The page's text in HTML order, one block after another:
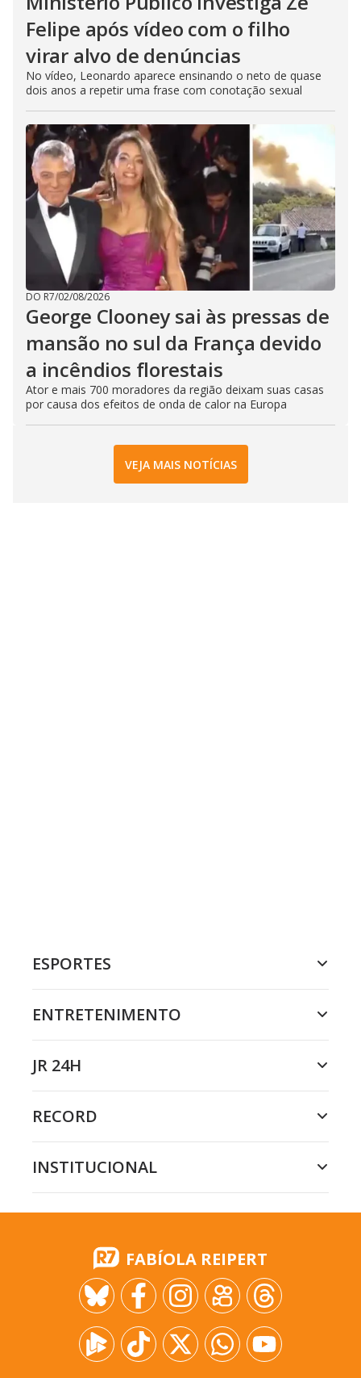
Felipe após vídeo com o filho
virar alvo de denúncias
No vídeo, Leonardo aparece ensinando o neto de quase
dois anos a repetir uma frase com conotação sexual
DO R7/02/08/2026
George Clooney sai às pressas de
mansão no sul da França devido
a incêndios florestais
Ator e mais 700 moradores da região deixam suas casas
por causa dos efeitos de onda de calor na Europa
VEJA MAIS NOTÍCIAS
ESPORTES
ENTRETENIMENTO
JR 24H
RECORD
INSTITUCIONAL
FABÍOLA REIPERT